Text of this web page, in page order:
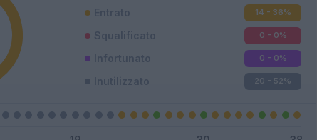
Entrato 14 - 36%
Squalificato 0 - 0%
Infortunato 0 - 0%
Inutilizzato 20 - 52%